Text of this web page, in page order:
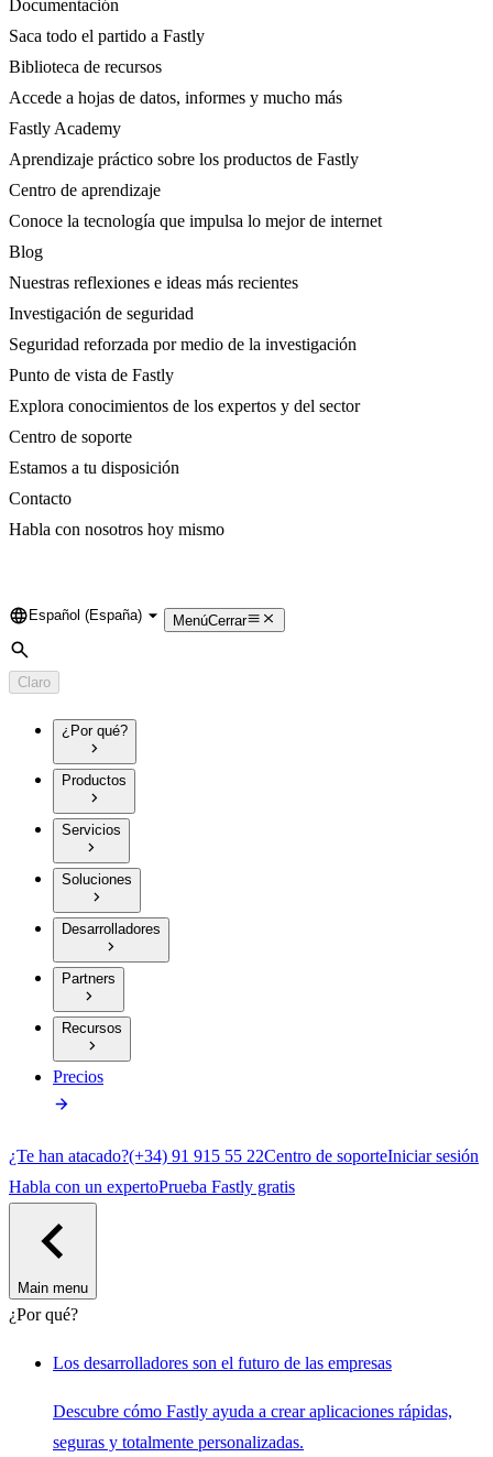
Documentación
Saca todo el partido a Fastly
Biblioteca de recursos
Accede a hojas de datos, informes y mucho más
Fastly Academy
Aprendizaje práctico sobre los productos de Fastly
Centro de aprendizaje
Conoce la tecnología que impulsa lo mejor de internet
Blog
Nuestras reflexiones e ideas más recientes
Investigación de seguridad
Seguridad reforzada por medio de la investigación
Punto de vista de Fastly
Explora conocimientos de los expertos y del sector
Centro de soporte
Estamos a tu disposición
Contacto
Habla con nosotros hoy mismo
Language
Español (España) MenúCerrar
Búsqueda
Claro
¿Por qué?
Productos
Servicios
Soluciones
Desarrolladores
Partners
Recursos
Precios
¿Te han atacado?(+34) 91 915 55 22Centro de soporteIniciar sesión
Habla con un expertoPrueba Fastly gratis
Main menu
¿Por qué?
Los desarrolladores son el futuro de las empresas
Descubre cómo Fastly ayuda a crear aplicaciones rápidas,
seguras y totalmente personalizadas.